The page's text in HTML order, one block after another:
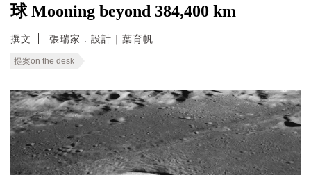
球 Mooning beyond 384,400 km
撰文 張瑞家．設計｜葉育帆
提案on the desk